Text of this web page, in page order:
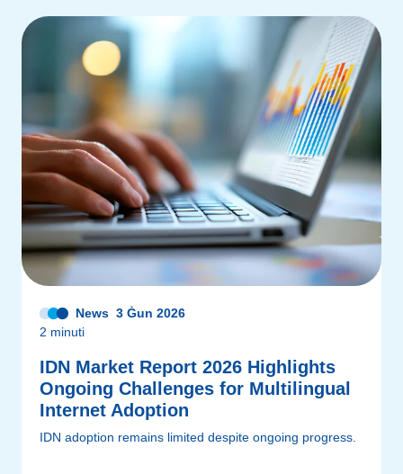
News 3 Ġun 2026
2 minuti
IDN Market Report 2026 Highlights
Ongoing Challenges for Multilingual
Internet Adoption
IDN adoption remains limited despite ongoing progress.